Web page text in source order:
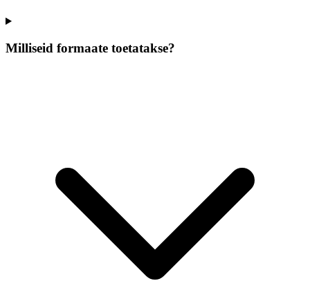
Milliseid formaate toetatakse?